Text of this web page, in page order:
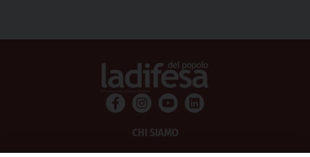
CHI SIAMO